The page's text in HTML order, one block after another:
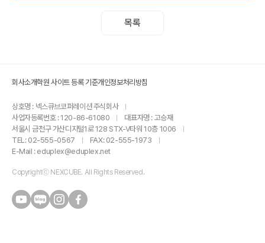
목록
회사소개학원 사이트 등록 기준개인정보처리방침
상호명 : 넥스큐브코퍼레이션 주식회사
사업자등록번호 : 120-86-61080
대표자명 : 고승재
서울시 금천구 가산디지털1로 128 STX-V타워 10층 1006
TEL: 02-555-0567
FAX: 02-555-1973
E-Mail : eduplex@eduplex.net
Copyrightⓒ NEXCUBE. All Rights Reserved.